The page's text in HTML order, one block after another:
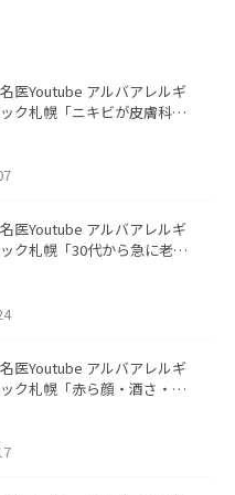
医Youtube アルバアレルギ
ク札幌「ニキビが皮膚科で
医Youtube アルバアレルギ
ク札幌「30代から急に老け
医Youtube アルバアレルギ
ク札幌「赤ら顔・酒さ・ニ